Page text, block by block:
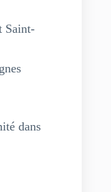
Saint-
dans